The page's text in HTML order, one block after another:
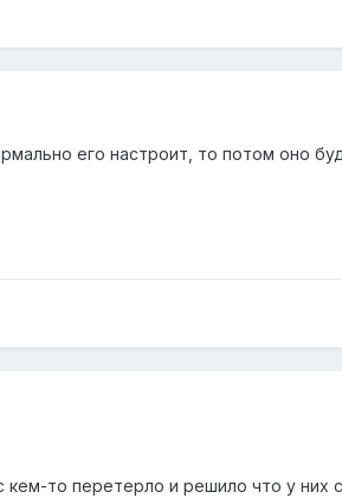
его настроит, то потом оно
то перетерло и решило что у них